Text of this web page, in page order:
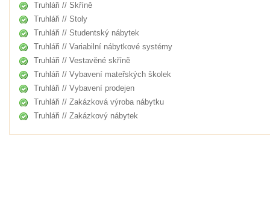
Truhláři // Skříně
Truhláři // Stoly
Truhláři // Studentský nábytek
Truhláři // Variabilní nábytkové systémy
Truhláři // Vestavěné skříně
Truhláři // Vybavení mateřských školek
Truhláři // Vybavení prodejen
Truhláři // Zakázková výroba nábytku
Truhláři // Zakázkový nábytek